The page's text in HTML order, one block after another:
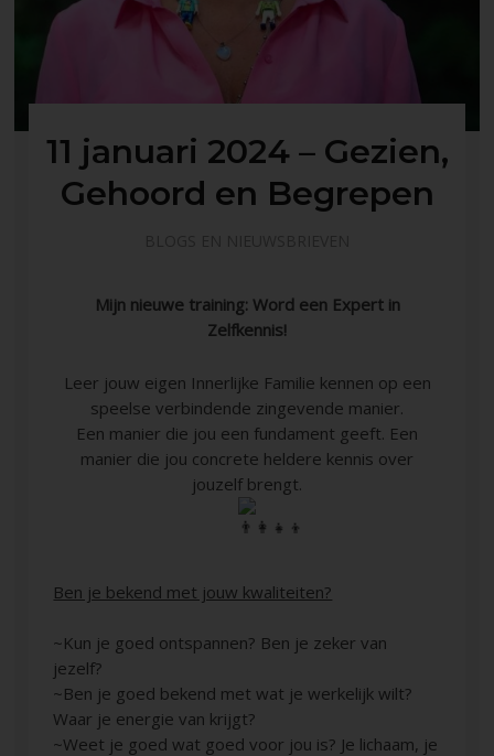
11 januari 2024 – Gezien,
Gehoord en Begrepen
Mijn nieuwe training: Word een Expert in
Zelfkennis!
Leer jouw eigen Innerlijke Familie kennen op een
speelse verbindende zingevende manier.
Een manier die jou een fundament geeft. Een
manier die jou concrete heldere kennis over
jouzelf brengt.
Ben je bekend met jouw kwaliteiten?
~Kun je goed ontspannen? Ben je zeker van
jezelf?
~Ben je goed bekend met wat je werkelijk wilt?
Waar je energie van krijgt?
~Weet je goed wat goed voor jou is? Je lichaam, je